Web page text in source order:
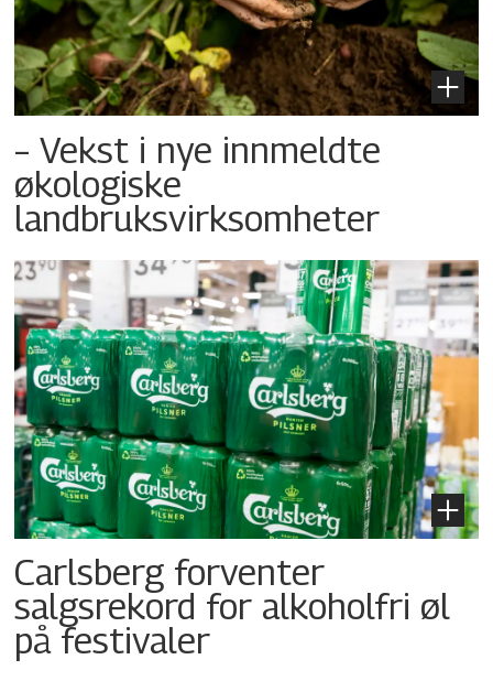
– Vekst i nye innmeldte
økologiske
landbruksvirksomheter
Carlsberg forventer
salgsrekord for alkoholfri øl
på festivaler